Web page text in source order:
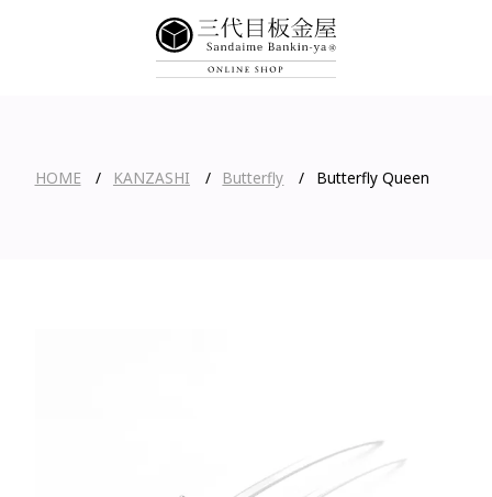
HOME KANZASHI Butterfly Butterfly Queen